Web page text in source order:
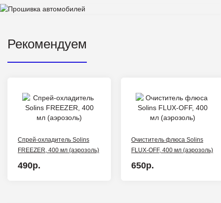
Рекомендуем
Спрей-охладитель Solins
FREEZER, 400 мл (аэрозоль)
490р.
Очиститель флюса Solins
FLUX-OFF, 400 мл (аэрозоль)
650р.